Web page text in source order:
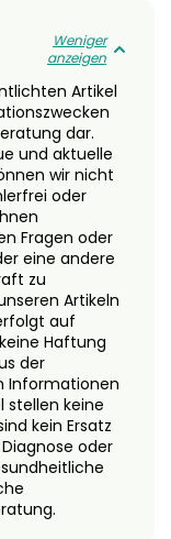
Weniger
anzeigen
Artikel
dar.
und aktuelle
wir nicht
oder
Fragen oder
eine andere
zu
Artikeln
auf
Haftung
der
Informationen
stellen keine
kein Ersatz
oder